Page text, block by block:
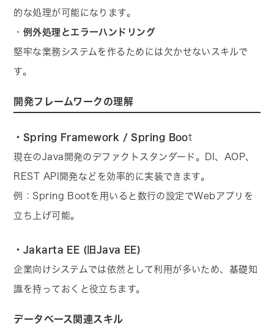
的な処理が可能になります。
・ 例外処理とエラーハンドリング
堅牢な業務システムを作るためには欠かせないスキルで
す。
開発フレームワークの理解
・Spring Framework / Spring Boot
現在のJava開発のデファクトスタンダード。DI、AOP、
REST API開発などを効率的に実装できます。
例：Spring Bootを用いると数行の設定でWebアプリを
立ち上げ可能。
・Jakarta EE (旧Java EE)
企業向けシステムでは依然として利用が多いため、基礎知
識を持っておくと役立ちます。
データベース関連スキル